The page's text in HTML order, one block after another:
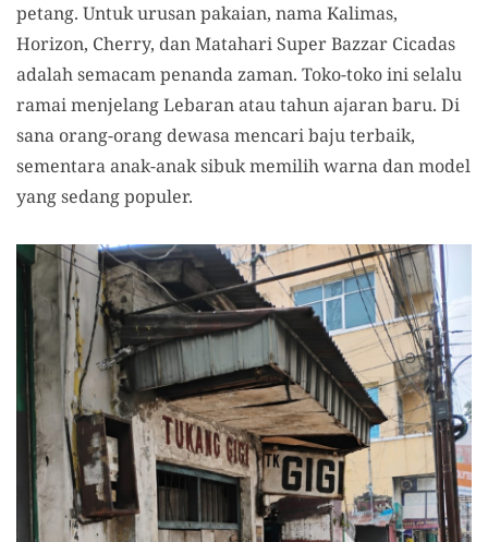
petang. Untuk urusan pakaian, nama Kalimas,
Horizon, Cherry, dan Matahari Super Bazzar Cicadas
adalah semacam penanda zaman. Toko-toko ini selalu
ramai menjelang Lebaran atau tahun ajaran baru. Di
sana orang-orang dewasa mencari baju terbaik,
sementara anak-anak sibuk memilih warna dan model
yang sedang populer.